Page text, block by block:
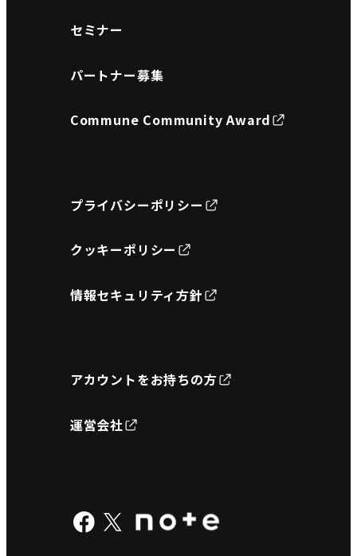
セミナー
パートナー募集
Commune Community Award
プライバシーポリシー
クッキーポリシー
情報セキュリティ方針
アカウントをお持ちの方
運営会社